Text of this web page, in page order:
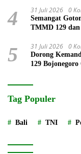
4 31 Juli 2026 0
Semangat
TMMD 129
5 31 Juli 2026 0
Dorong
129
Tag Populer
Bali TNI